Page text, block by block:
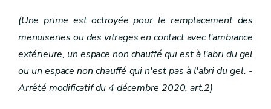
(Une prime est octroyée pour le remplacement des
menuiseries ou des vitrages en contact avec l'ambiance
extérieure, un espace non chauffé qui est à l'abri du gel
ou un espace non chauffé qui n'est pas à l'abri du gel. -
Arrêté modificatif du 4 décembre 2020, art.2)